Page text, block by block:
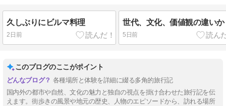
久しぶりにビルマ料理
2日前
世代、文化、価値観の違いか
5日前
このブログのここがポイント
各種場所と体験を詳細に綴る多角的旅行記
国内外の都市や自然、文化の魅力と独自の視点を掛け合わせた旅行記を伝
えます。街歩きの風景や地元の歴史、人物のエピソードから、訪れる場所